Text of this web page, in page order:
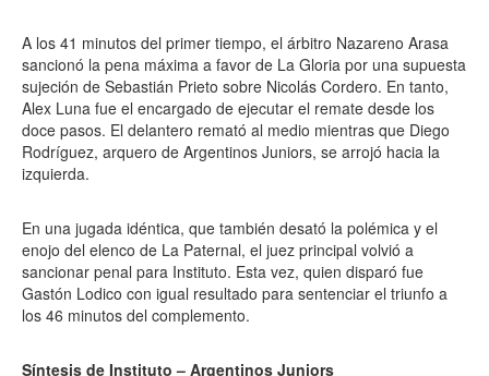
A los 41 minutos del primer tiempo, el árbitro Nazareno Arasa
sancionó la pena máxima a favor de La Gloria por una supuesta
sujeción de Sebastián Prieto sobre Nicolás Cordero. En tanto,
Alex Luna fue el encargado de ejecutar el remate desde los
doce pasos. El delantero remató al medio mientras que Diego
Rodríguez, arquero de Argentinos Juniors, se arrojó hacia la
izquierda.
En una jugada idéntica, que también desató la polémica y el
enojo del elenco de La Paternal, el juez principal volvió a
sancionar penal para Instituto. Esta vez, quien disparó fue
Gastón Lodico con igual resultado para sentenciar el triunfo a
los 46 minutos del complemento.
Síntesis de Instituto – Argentinos Juniors